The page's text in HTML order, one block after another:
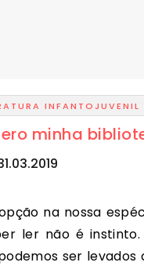
INFANTOJUVENIL
minha
ler não é instinto.
ser